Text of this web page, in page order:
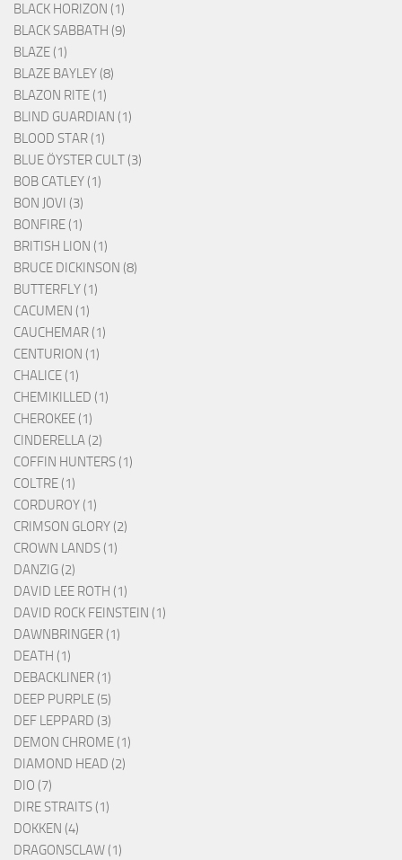
BLACK HORIZON (1)
BLACK SABBATH (9)
BLAZE (1)
BLAZE BAYLEY (8)
BLAZON RITE (1)
BLIND GUARDIAN (1)
BLOOD STAR (1)
BLUE ÖYSTER CULT (3)
BOB CATLEY (1)
BON JOVI (3)
BONFIRE (1)
BRITISH LION (1)
BRUCE DICKINSON (8)
BUTTERFLY (1)
CACUMEN (1)
CAUCHEMAR (1)
CENTURION (1)
CHALICE (1)
CHEMIKILLED (1)
CHEROKEE (1)
CINDERELLA (2)
COFFIN HUNTERS (1)
COLTRE (1)
CORDUROY (1)
CRIMSON GLORY (2)
CROWN LANDS (1)
DANZIG (2)
DAVID LEE ROTH (1)
DAVID ROCK FEINSTEIN (1)
DAWNBRINGER (1)
DEATH (1)
DEBACKLINER (1)
DEEP PURPLE (5)
DEF LEPPARD (3)
DEMON CHROME (1)
DIAMOND HEAD (2)
DIO (7)
DIRE STRAITS (1)
DOKKEN (4)
DRAGONSCLAW (1)